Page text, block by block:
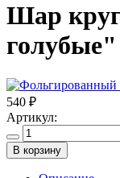
Шар
голубые"
540 ₽
Артикул:
В корзину